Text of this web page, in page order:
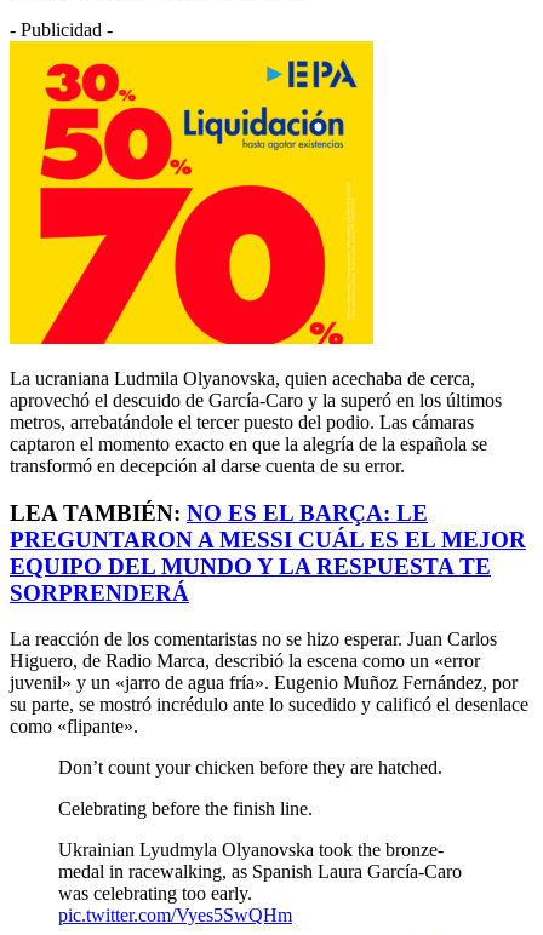
- Publicidad -
La ucraniana Ludmila Olyanovska, quien acechaba de cerca,
aprovechó el descuido de García-Caro y la superó en los últimos
metros, arrebatándole el tercer puesto del podio. Las cámaras
captaron el momento exacto en que la alegría de la española se
transformó en decepción al darse cuenta de su error.
LEA TAMBIÉN: NO ES EL BARÇA: LE
PREGUNTARON A MESSI CUÁL ES EL MEJOR
EQUIPO DEL MUNDO Y LA RESPUESTA TE
SORPRENDERÁ
La reacción de los comentaristas no se hizo esperar. Juan Carlos
Higuero, de Radio Marca, describió la escena como un «error
juvenil» y un «jarro de agua fría». Eugenio Muñoz Fernández, por
su parte, se mostró incrédulo ante lo sucedido y calificó el desenlace
como «flipante».
Don’t count your chicken before they are hatched.
Celebrating before the finish line.
Ukrainian Lyudmyla Olyanovska took the bronze-
medal in racewalking, as Spanish Laura García-Caro
was celebrating too early.
pic.twitter.com/Vyes5SwQHm